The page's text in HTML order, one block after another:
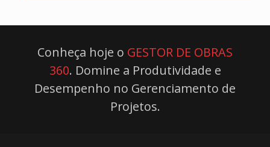
Conheça hoje o GESTOR DE OBRAS
360. Domine a Produtividade e
Desempenho no Gerenciamento de
Projetos.